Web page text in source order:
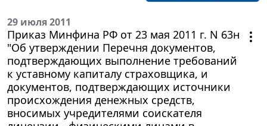
29 июля 2011
Приказ Минфина РФ от 23 мая 2011 г. N 63н
"Об утверждении Перечня документов,
подтверждающих выполнение требований
к уставному капиталу страховщика, и
документов, подтверждающих источники
происхождения денежных средств,
вносимых учредителями соискателя